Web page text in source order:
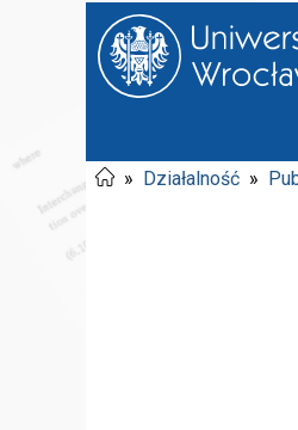
» Działalność »